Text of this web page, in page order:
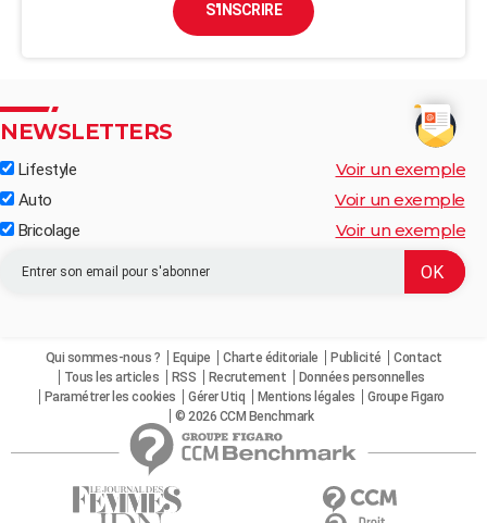
S'INSCRIRE
NEWSLETTERS
Lifestyle Voir un exemple
Auto Voir un exemple
Bricolage Voir un exemple
Qui sommes-nous ? Equipe Charte éditoriale Publicité
Contact
Tous les articles
RSS Recrutement
Données personnelles
Paramétrer les cookies
Gérer Utiq Mentions légales
Groupe Figaro
© 2026 CCM Benchmark